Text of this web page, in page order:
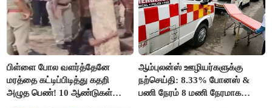
பிள்ளை போல வளர்த்தேனே
மரத்தை கட்டிப்பிடித்து கதறி
அழுத பெண்! 10 ஆண்டுகள்
ஆம்புலன்ஸ் ஊழியர்களுக்கு
நற்செய்தி: 8.33% போனஸ் &
பணி நேரம் 8 மணி நேரமாக